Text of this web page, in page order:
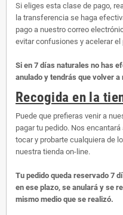
Si eliges esta clase de pago,
la transferencia se haga
pago a nuestro correo
evitar confusiones y acelerar el
Si en 7 días naturales no has
anulado y tendrás que volver
Recogida en la
Puede que prefieras venir a
pagar tu pedido. Nos
tocar y probarte cualquiera de
nuestra tienda on-line.
Tu pedido queda reservado 7
en ese plazo, se anulará y se
mismo medio que se realizó.